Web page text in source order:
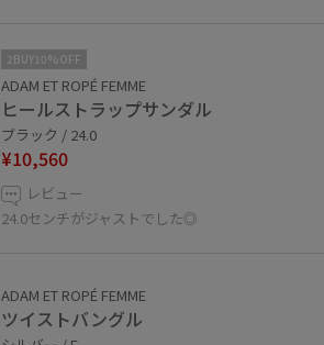
2BUY10%OFF
ADAM ET ROPÉ FEMME
ヒールストラップサンダル
ブラック / 24.0
¥10,560
レビュー
24.0センチがジャストでした◎
ADAM ET ROPÉ FEMME
ツイストバングル